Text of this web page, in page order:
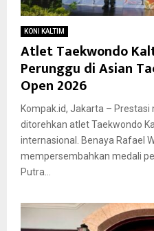
KONI KALTIM
Atlet Taekwondo
Perunggu di Asian
Open 2026
Kompak.id, Jakarta –
ditorehkan atlet Taekwondo
internasional. Benaya Rafael
mempersembahkan medali
Putra...